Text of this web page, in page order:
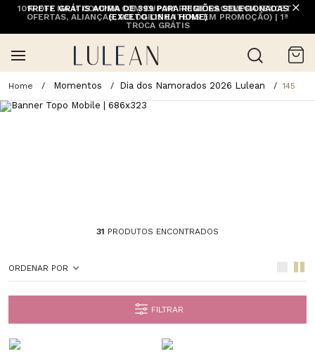
10% OFF NA 1ª COMPRA COM CUPOM PRIMEIRACOMPRA (EXCETO
OFERTAS, ALIANÇAS, RELÓGIOS E ITENS EM PROMOÇÃO) | 1ª
TROCA GRÁTIS
FRETE GRÁTIS ACIMA DE 399 PARA REGIÕES SELECIONADAS
(EXCETO LINHA HOME)
Momentos Dia dos Namorados 2026 Lulean 145
31 PRODUTOS ENCONTRADOS
ORDENAR POR
FILTRAR